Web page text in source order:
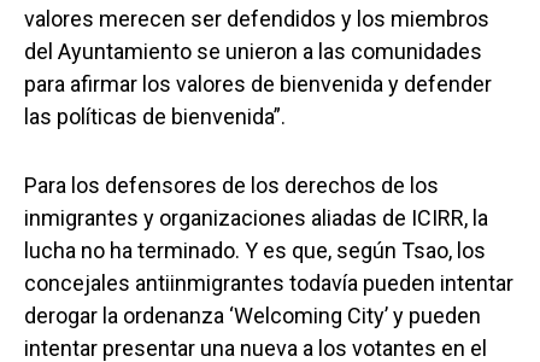
valores merecen ser defendidos y los miembros
del Ayuntamiento se unieron a las comunidades
para afirmar los valores de bienvenida y defender
las políticas de bienvenida”.
Para los defensores de los derechos de los
inmigrantes y organizaciones aliadas de ICIRR, la
lucha no ha terminado. Y es que, según Tsao, los
concejales antiinmigrantes todavía pueden intentar
derogar la ordenanza ‘Welcoming City’ y pueden
intentar presentar una nueva a los votantes en el